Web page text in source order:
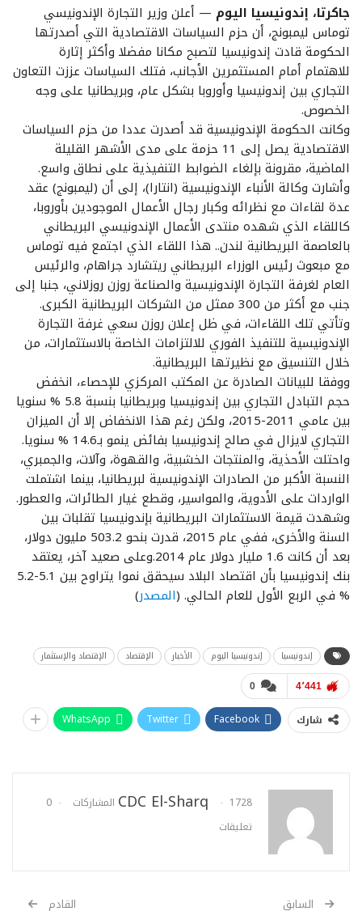
جاكرتا، إندونيسيا اليوم — أعلن وزير التجارة الإندونيسي
توماس ليمبونج، أن حزم السياسات الاقتصادية التي أصدرتها
الحكومة قادت إندونيسيا لتصبح مكانا مفضلا وأكثر إثارة
للاهتمام أمام المستثمرين الأجانب، فتلك السياسات عززت التعاون
التجاري بين إندونيسيا وأوروبا بشكل عام، وبريطانيا على وجه
الخصوص.
وكانت الحكومة الإندونيسية قد أصدرت عددا من حزم السياسات
الاقتصادية يصل إلى 11 حزمة على مدى الأشهر القليلة
الماضية، مقرونة بإلغاء الضوابط التنفيذية على نطاق واسع.
وأشارت وكالة الأنباء الإندونيسية (انتارا)، إلى أن (ليمبونج) عقد
عدة لقاءات مع نظرائه وكبار رجال الأعمال الموجودين بأوروبا،
كاللقاء الذي شهده منتدى الأعمال الإندونيسي البريطاني
بالعاصمة البريطانية لندن.. هذا اللقاء الذي اجتمع فيه توماس
مع مبعوث رئيس الوزراء البريطاني ريتشارد جراهام، والرئيس
العام لغرفة التجارة الإندونيسية والصناعة روزن روزلاني، جنبا إلى
جنب مع أكثر من 300 ممثل من الشركات البريطانية الكبرى.
وتأتي تلك اللقاءات، في ظل إعلان روزن سعي غرفة التجارة
الإندونيسية للتنفيذ الفوري للالتزامات الخاصة بالاستثمارات، من
خلال التنسيق مع نظيرتها البريطانية.
ووفقا للبيانات الصادرة عن المكتب المركزي للإحصاء، انخفض
حجم التبادل التجاري بين إندونيسيا وبريطانيا بنسبة 5.8 % سنويا
بين عامي 2011-2015، ولكن رغم هذا الانخفاض إلا أن الميزان
التجاري لايزال في صالح إندونيسيا بفائض ينمو بـ14.6 % سنويا.
واحتلت الأحذية، والمنتجات الخشبية، والقهوة، وآلات، والجمبري،
النسبة الأكبر من الصادرات الإندونيسية لبريطانيا، بينما اشتملت
الواردات على الأدوية، والمواسير، وقطع غيار الطائرات، والعطور.
وشهدت قيمة الاستثمارات البريطانية بإندونيسيا تقلبات بين
السنة والأخرى، ففي عام 2015، قدرت بنحو 503.2 مليون دولار،
بعد أن كانت 1.6 مليار دولار عام 2014.وعلى صعيد آخر، يعتقد
بنك إندونيسيا بأن اقتصاد البلاد سيحقق نموا يتراوح بين 5.1-5.2
% في الربع الأول للعام الحالي. (المصدر)
إندونيسيا إندونيسيا اليوم الأخبار الإقتصاد الإقتصاد والإستثمار
0 4٬441
شارك Facebook
Twitter
WhatsApp
CDC El-Sharq 1728 المشاركات
0
تعليقات
السابق القادم